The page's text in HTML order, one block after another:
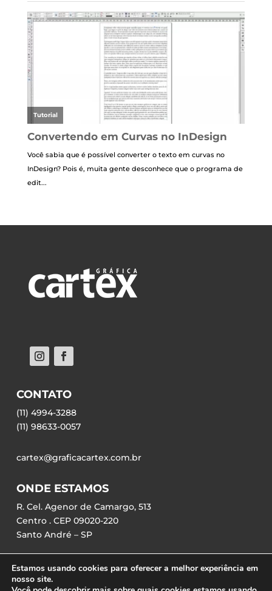
CONTATO
(11) 4994-3288
(11) 98633-0057
cartex@graficacartex.com.br
ONDE ESTAMOS
R. Cel. Agenor de Camargo, 513
Centro . CEP 09020-220
Santo André – SP
Estamos usando cookies para oferecer a melhor experiência em
nosso site.